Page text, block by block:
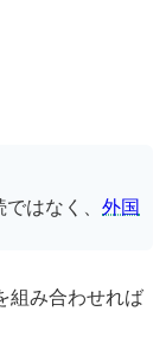
はなく、 外国
組み合わせれば